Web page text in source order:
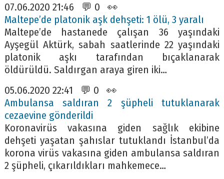
07.06.2020 21:46 💬 0 👀
Maltepe’de platonik aşk dehşeti: 1 ölü, 3 yaralı
Maltepe’de hastanede çalışan 36 yaşındaki
Ayşegül Aktürk, sabah saatlerinde 22 yaşındaki
platonik aşkı tarafından bıçaklanarak
öldürüldü. Saldırgan araya giren iki…
05.06.2020 22:41 💬 0 👀
Ambulansa saldıran 2 şüpheli tutuklanarak
cezaevine gönderildi
Koronavirüs vakasına giden sağlık ekibine
dehşeti yaşatan şahıslar tutuklandı İstanbul’da
korona virüs vakasına giden ambulansa saldıran
2 şüpheli, çıkarıldıkları mahkemece…